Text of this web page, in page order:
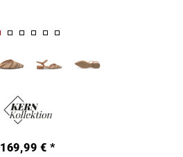
169,99 € *